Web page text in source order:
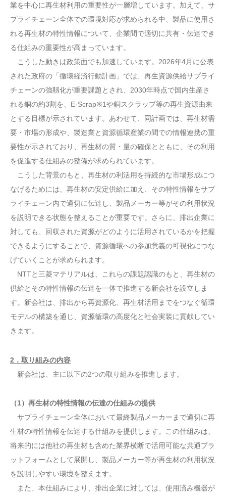
業を中心に再生材利用の重要性が一層増しています。加えて、サ
プライチェーン全体での環境対応が求められる中、製品に使用さ
れる再生材の特性情報について、企業間で適切に共有・伝達でき
る仕組みの重要性が高まっています。
こうした動きは政策面でも加速しています。2026年4月に公表
された政府の「循環経済行動計画」では、再生資源供給サプライ
チェーンの強靱化が重要課題とされ、2030年時点で国内生産さ
れる銅の約3割を、E-Scrap※1や銅スクラップ等の再生資源由来
とする目標が示されています。あわせて、同計画では、再生材需
要・市場の形成や、製造業と資源循環産業の間での情報連携の重
要性が示されており、再生材の質・量の確保とともに、その利用
を促進する仕組みの整備が求められています。
こうした背景のもと、再生材の利活用を持続的な市場形成につ
なげるためには、再生材の安定供給に加え、その特性情報をサプ
ライチェーン内で適切に伝達し、製品メーカー等がその利用状況
を説明できる状態を整えることが重要です。さらに、排出企業に
対しても、回収された資源がどのように活用されているかを把握
できるようにすることで、資源循環への参加意義の可視化につな
げていくことが求められます。
NTTと三菱マテリアルは、これらの課題認識のもと、再生材の
供給とその特性情報の伝達を一体で推進する新会社を設立しま
す。新会社は、排出から再資源化、再生材活用までをつなぐ循環
モデルの構築を通じ、資源循環の高度化と社会実装に貢献してい
きます。
2．取り組みの内容
新会社は、主に以下の2つの取り組みを推進します。
（1）再生材の特性情報の伝達の仕組みの提供
サプライチェーン全体において最終製品メーカーまで適切に再
生材の特性情報を伝達する仕組みを提供します。この仕組みは、
将来的には他社の再生材も含めた業界横断で活用可能な共通プラ
ットフォームとして展開し、製品メーカー等が再生材の利用状況
を説明しやすい環境を整えます。
また、本仕組みにより、排出企業に対しては、使用済み機器が